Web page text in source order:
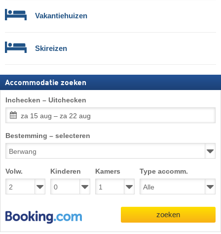
Vakantiehuizen
Skireizen
Accommodatie zoeken
Inchecken – Uitchecken
za 15 aug – za 22 aug
Bestemming – selecteren
Volw. Kinderen Kamers Type accomm.
zoeken